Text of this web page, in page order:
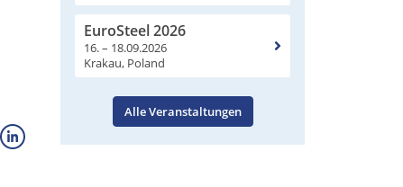
EuroSteel 2026
16. – 18.09.2026
Krakau, Poland
Alle Veranstaltungen